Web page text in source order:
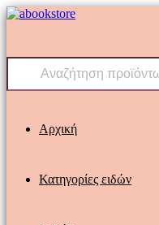
Skip
Products
Αρχική
Κατηγορίες ειδών